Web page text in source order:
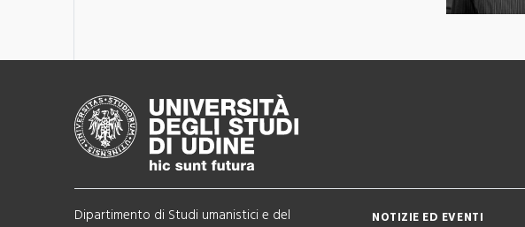
Dipartimento di Studi umanistici e del
NOTIZIE ED EVENTI